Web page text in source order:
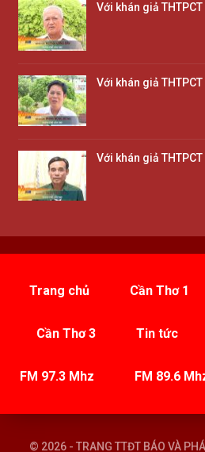
Với khán giả
Với khán giả
Với khán giả
Trang chủ Cần Thơ 1
Cần Thơ 3 Tin tức
FM 97.3 Mhz FM 89.6
© 2026 - TRANG TTĐT BÁO VÀ